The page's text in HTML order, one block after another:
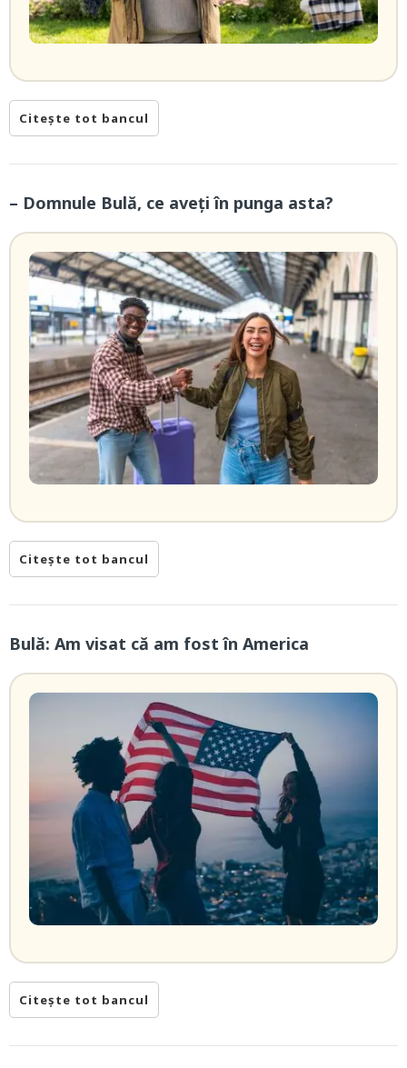
Citește tot bancul
– Domnule Bulă, ce aveți în punga asta?
Citește tot bancul
Bulă: Am visat că am fost în America
Citește tot bancul